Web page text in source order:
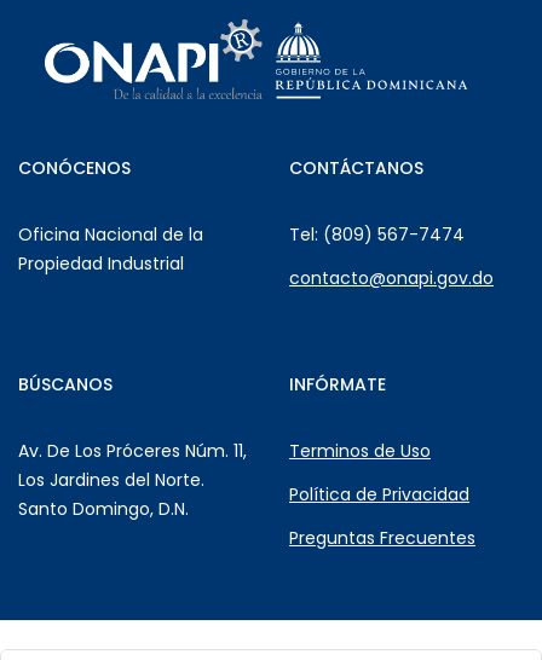
CONÓCENOS
Oficina Nacional de la
Propiedad Industrial
CONTÁCTANOS
Tel: (809) 567-7474
contacto@onapi.gov.do
BÚSCANOS
Av. De Los Próceres Núm. 11,
Los Jardines del Norte.
Santo Domingo, D.N.
INFÓRMATE
Terminos de Uso
Política de Privacidad
Preguntas Frecuentes